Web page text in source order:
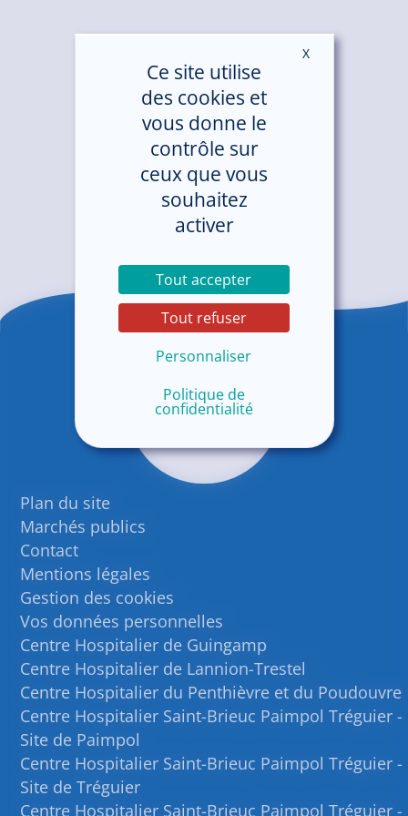
Plan du site
Marchés publics
Contact
Mentions légales
Gestion des cookies
Vos données personnelles
Centre Hospitalier de Guingamp
Centre Hospitalier de Lannion-Trestel
Centre Hospitalier du Penthièvre et du Poudouvre
Centre Hospitalier Saint-Brieuc Paimpol Tréguier -
Site de Paimpol
Centre Hospitalier Saint-Brieuc Paimpol Tréguier -
Site de Tréguier
Centre Hospitalier Saint-Brieuc Paimpol Tréguier -
Ce site utilise
des cookies et
vous donne le
contrôle sur
ceux que vous
souhaitez
activer
Tout accepter
Tout refuser
Personnaliser
Politique de
confidentialité
XMasquer le